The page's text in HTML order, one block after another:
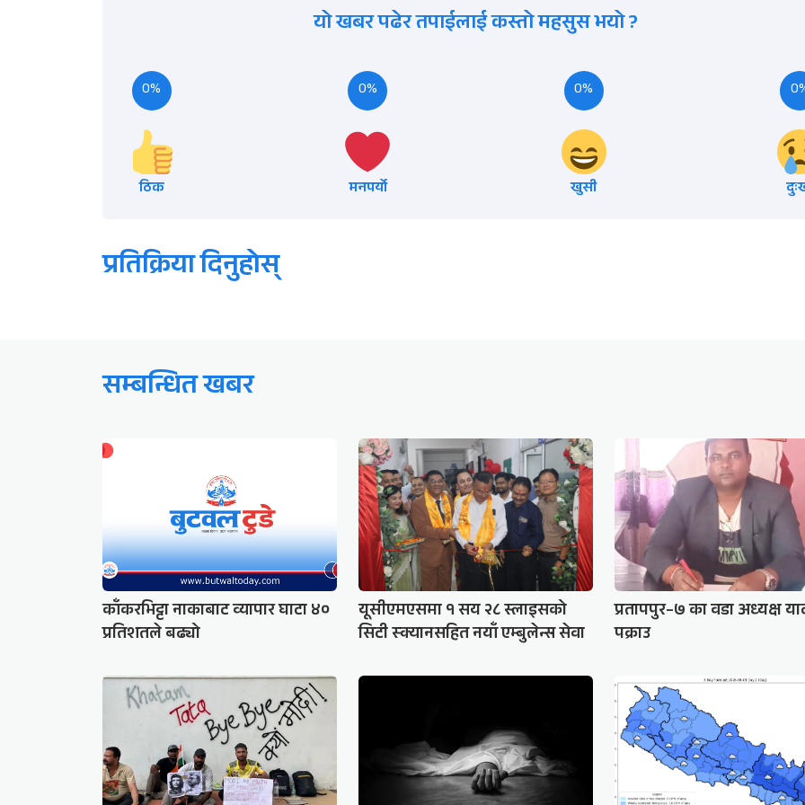
यो खबर पढेर तपाईलाई कस्तो महसुस भयो ?
0%
ठिक
0%
मनपर्यो
0%
खुसी
प्रतिक्रिया दिनुहोस्
सम्बन्धित खबर
काँकरभिट्टा नाकाबाट व्यापार घाटा ४०
प्रतिशतले बढ्यो
यूसीएमएसमा १ सय २८ स्लाइसको
सिटी स्क्यानसहित नयाँ एम्बुलेन्स सेवा
प्रतापपुर–७ का वडा अध्यक्ष
पक्राउ